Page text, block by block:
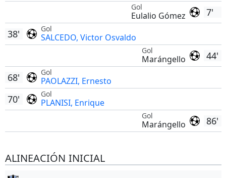
7'
Gol
Eulalio Gómez
Gol
SALCEDO, Victor Osvaldo
38'
44'
Gol
Marángello
Gol
PAOLAZZI, Ernesto
68'
Gol
PLANISI, Enrique
70'
86'
Gol
Marángello
ALINEACIÓN INICIAL